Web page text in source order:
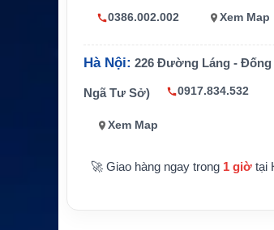
Chống nước IPX4
0386.002.002 Xem Map
Hà Nội: 226 Đường Láng - Đống
Ngã Tư Sở) 0917.834.532
Xem Map
🚀 Giao hàng ngay trong 1 giờ tại